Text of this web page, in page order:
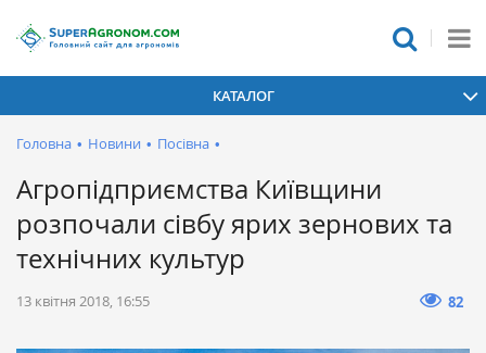
КАТАЛОГ
Головна • Новини • Посівна •
Агропідприємства Київщини
розпочали сівбу ярих зернових та
технічних культур
13 квітня 2018, 16:55 82